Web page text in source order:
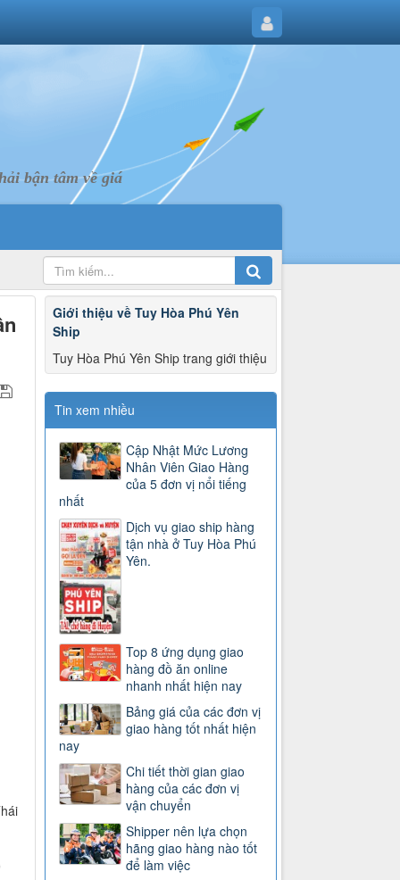
bận tâm về giá
Giới thiệu về Tuy Hòa Phú Yên
Ship
Tuy Hòa Phú Yên Ship trang giới thiệu
Tin xem nhiều
Cập Nhật Mức Lương
Nhân Viên Giao Hàng
của 5 đơn vị nổi tiếng
nhất
Dịch vụ giao ship hàng
tận nhà ở Tuy Hòa Phú
Yên.
Top 8 ứng dụng giao
hàng đồ ăn online
nhanh nhất hiện nay
Bảng giá của các đơn vị
giao hàng tốt nhất hiện
nay
Chi tiết thời gian giao
hàng của các đơn vị
vận chuyển
Shipper nên lựa chọn
hãng giao hàng nào tốt
để làm việc